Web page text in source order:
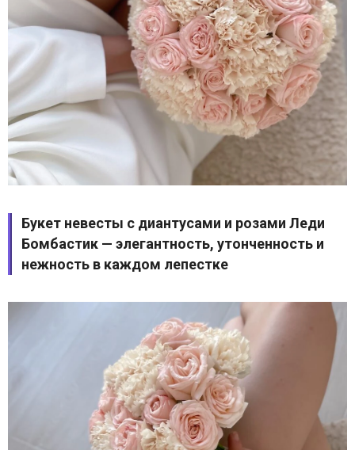
Букет невесты с диантусами и розами Леди
Бомбастик — элегантность, утонченность и
нежность в каждом лепестке